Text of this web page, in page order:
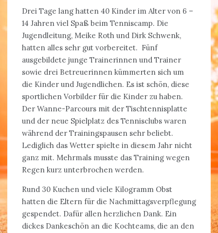
Drei Tage lang hatten 40 Kinder im Alter von 6 –
14 Jahren viel Spaß beim Tenniscamp. Die
Jugendleitung, Meike Roth und Dirk Schwenk,
hatten alles sehr gut vorbereitet. Fünf
ausgebildete junge Trainerinnen und Trainer
sowie drei Betreuerinnen kümmerten sich um
die Kinder und Jugendlichen. Es ist schön, diese
sportlichen Vorbilder für die Kinder zu haben.
Der Wanne-Parcours mit der Tischtennisplatte
und der neue Spielplatz des Tennisclubs waren
während der Trainingspausen sehr beliebt.
Lediglich das Wetter spielte in diesem Jahr nicht
ganz mit. Mehrmals musste das Training wegen
Regen kurz unterbrochen werden.
Rund 30 Kuchen und viele Kilogramm Obst
hatten die Eltern für die Nachmittagsverpflegung
gespendet. Dafür allen herzlichen Dank. Ein
dickes Dankeschön an die Kochteams, die an den